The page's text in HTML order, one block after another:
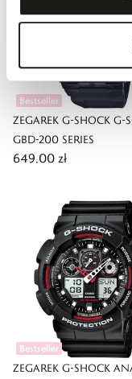
Bestseller
ZEGAREK G-SHOCK G-
GBD-200 SERIES
649,00 zł
Bestseller
ZEGAREK G-SHOCK